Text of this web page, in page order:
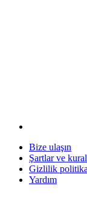
Bize ulaşın
Şartlar ve
Gizlilik
Yardım